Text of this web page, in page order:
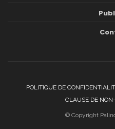
POLITIQUE DE
CLAUSE DE
© Copyright